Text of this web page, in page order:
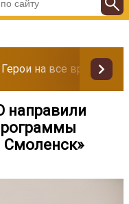
Герои на все времена
направили
Смоленск»